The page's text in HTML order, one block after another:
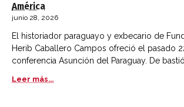
América
junio 28, 2026
El historiador paraguayo y exbecario de
Herib Caballero Campos ofreció el pasado
conferencia Asunción del Paraguay. De
Leer más...